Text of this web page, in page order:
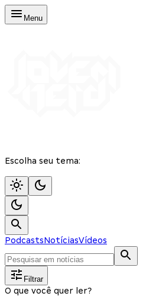
Menu
Escolha seu tema:
PodcastsNotíciasVídeos
Filtrar
O que você quer ler?